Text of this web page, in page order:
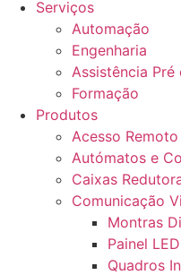
Serviços
Automação
Engenharia
Assistência Pré
Formação
Produtos
Acesso Remoto
Autómatos e
Caixas
Comunicação
Montras
Painel LED
Quadros